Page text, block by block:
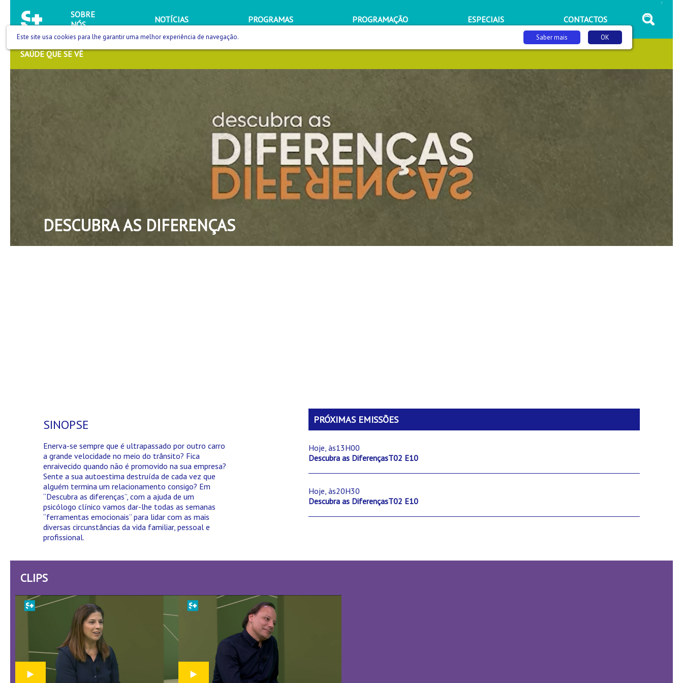
SOBRE
NÓS
NOTÍCIAS PROGRAMAS PROGRAMAÇÃO ESPECIAIS CONTACTOS
/
SAÚDE QUE SE VÊ
DESCUBRA AS DIFERENÇAS
SINOPSE
Enerva-se sempre que é ultrapassado por outro carro
a grande velocidade no meio do trânsito? Fica
enraivecido quando não é promovido na sua empresa?
Sente a sua autoestima destruída de cada vez que
alguém termina um relacionamento consigo? Em
“Descubra as diferenças”, com a ajuda de um
psicólogo clínico vamos dar-lhe todas as semanas
“ferramentas emocionais” para lidar com as mais
diversas circunstâncias da vida familiar, pessoal e
profissional.
PRÓXIMAS EMISSÕES
Descubra as DiferençasT02 E10
Hoje, às13H00
Descubra as DiferençasT02 E10
Hoje, às20H30
CLIPS
Este site usa cookies para lhe garantir uma melhor experiência de navegação. OK
Saber mais